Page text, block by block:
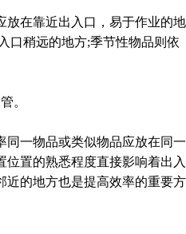
在靠近出入口，易于作业的地
口稍远的地方;季节性物品则依
。
一物品或类似物品应放在同一
置的熟悉程度直接影响着出入
近的地方也是提高效率的重要方